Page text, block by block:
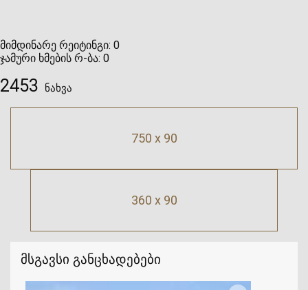
360 x 90
მსგავსი განცხადებები
მიმდინარე რეიტინგი: 0
ჯამური ხმების რ-ბა: 0
2453 ნახვა
750 x 90